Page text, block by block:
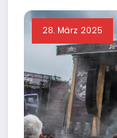
28. März 2025